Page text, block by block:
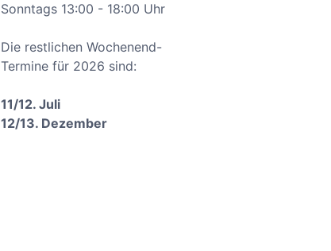
Sonntags 13:00 - 18:00 Uhr
Die restlichen Wochenend-
Termine für 2026 sind:
11/12. Juli
12/13. Dezember